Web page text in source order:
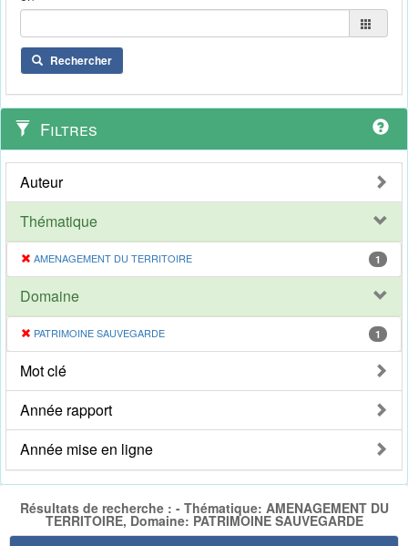
Rechercher
Filtres
Auteur
Thématique
AMENAGEMENT DU TERRITOIRE 1
Domaine
PATRIMOINE SAUVEGARDE 1
Mot clé
Année rapport
Année mise en ligne
Résultats de recherche : - Thématique: AMENAGEMENT DU
TERRITOIRE, Domaine: PATRIMOINE SAUVEGARDE